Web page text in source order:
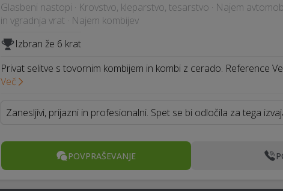
Glasbeni nastopi · Krovstvo, kleparstvo, tesarstvo · Najem
in vgradnja vrat · Najem kombijev
Izbran že 6 krat
Privat selitve s tovornim kombijem in kombi z cerado. Reference
Več
Zanesljivi, prijazni in profesionalni. Spet se bi odločila za tega
POVPRAŠEVANJE